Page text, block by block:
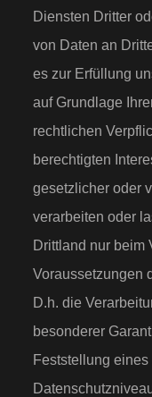
Diensten Dritter
von Daten an
es zur Erfüllung
auf Grundlage
rechtlichen
berechtigten
gesetzlicher oder
verarbeiten oder
Drittland nur beim
Voraussetzungen
D.h. die
besonderer
Feststellung